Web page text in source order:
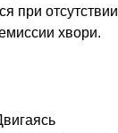
при отсутствии
хвори.